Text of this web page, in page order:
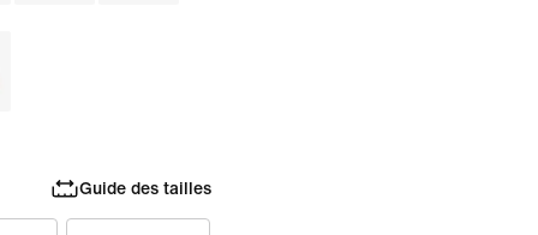
Guide des tailles